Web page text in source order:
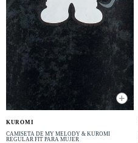
-50% OFF
+
KUROMI
CAMISETA DE MY MELODY & KUROMI
REGULAR FIT PARA MUJER